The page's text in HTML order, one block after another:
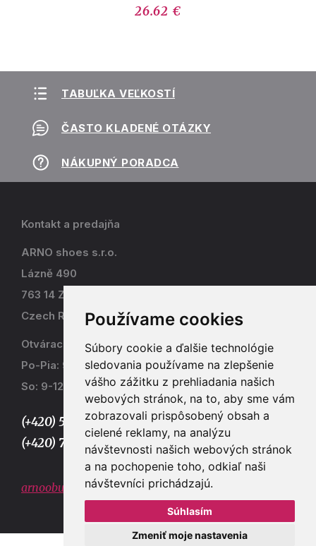
Používame cookies
Súbory cookie a ďalšie technológie
sledovania používame na zlepšenie
vášho zážitku z prehliadania našich
webových stránok, na to, aby sme vám
zobrazovali prispôsobený obsah a
cielené reklamy, na analýzu
návštevnosti našich webových stránok
a na pochopenie toho, odkiaľ naši
návštevníci prichádzajú.
Súhlasím
Zmeniť moje nastavenia
26.62 €
TABUĽKA VEĽKOSTÍ
ČASTO KLADENÉ OTÁZKY
NÁKUPNÝ PORADCA
Kontakt a predajňa
ARNO shoes s.r.o.
Lázně 490
763 14 Zlín - Kostelec
Czech Republic
Otváracia doba
Po-Pia: 9-17
So: 9-12
(+420) 577 915 036,
(+420) 773 667 390
arnoobuv@gmail.com